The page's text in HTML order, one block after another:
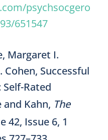
psychsocgero
651547
Margaret I.
Cohen, Successful
Rated
Kahn, The
42, Issue 6, 1